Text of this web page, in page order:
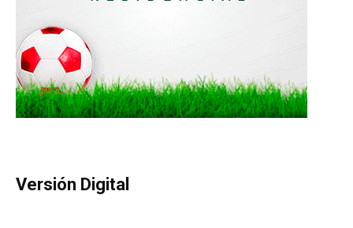
Versión Digital